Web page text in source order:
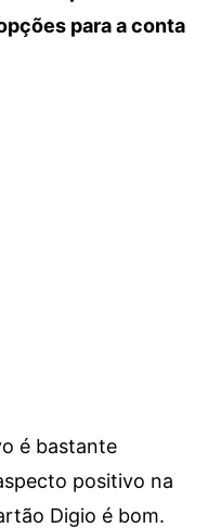
para a conta
é bastante
positivo na
Digio é bom.